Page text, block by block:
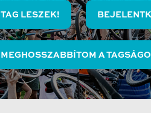
TAG LESZEK!
MEGHOSSZABBÍTOM A